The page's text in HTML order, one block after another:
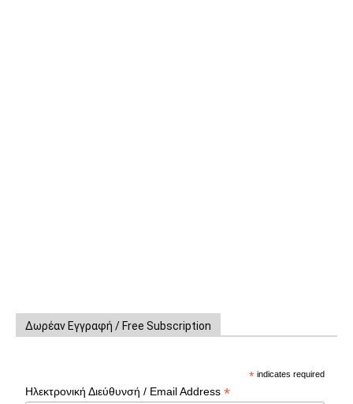
Δωρέαν Εγγραφή / Free Subscription
* indicates required
Ηλεκτρονική Διεύθυνσή / Email Address*